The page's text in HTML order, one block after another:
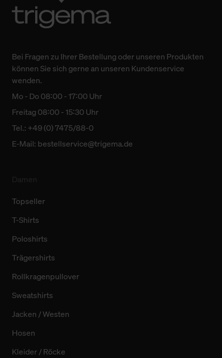
Bei Fragen zu Ihrer Bestellung oder unseren Produkten
können Sie sich gerne an unseren Kundenservice
wenden.
Mo - Do 08:00 - 17:00 Uhr
Freitag 08:00 - 15:30 Uhr
Tel.: +49 (0) 7475/88-0
E-Mail: bestellservice@trigema.de
Topseller
T-Shirts
Poloshirts
Trägershirts
Rollkragenpullover
Sweatshirts
Jacken / Westen
Hosen
Kleider / Röcke